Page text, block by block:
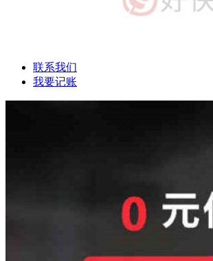
联系我们
我要记账